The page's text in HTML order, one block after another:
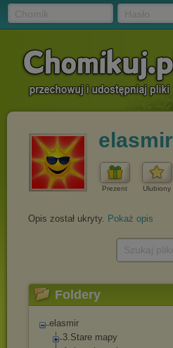
elasmir
Prezent Ulubiony
Opis został ukryty. Pokaż opis
Foldery
elasmir
3.Stare mapy